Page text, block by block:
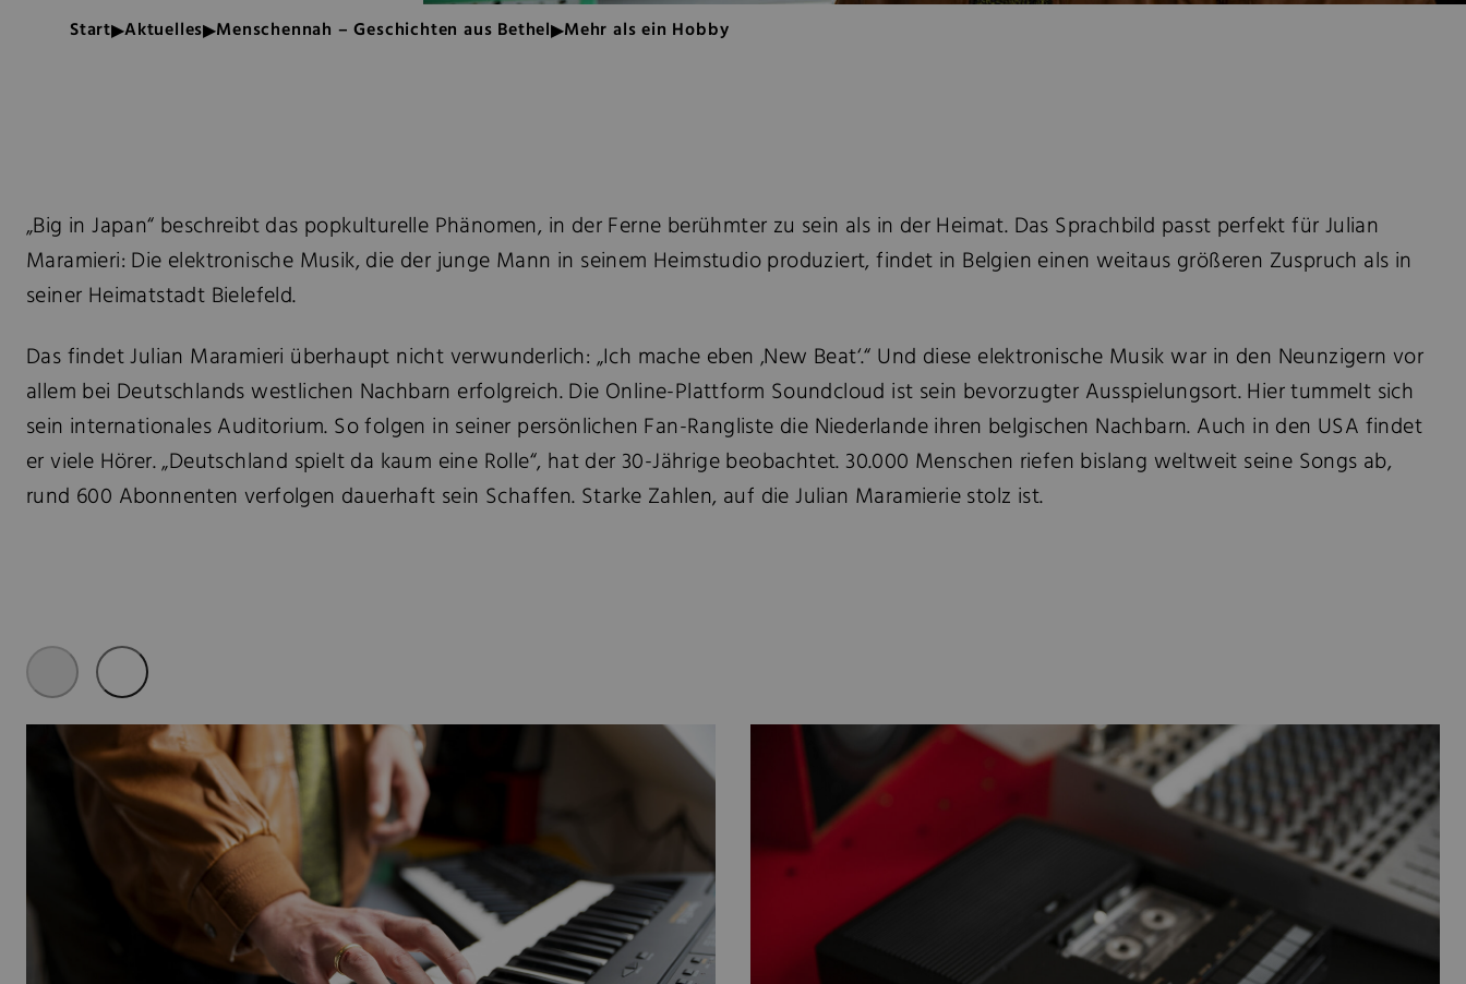
Start Aktuelles Menschennah – Geschichten aus Bethel Mehr als ein Hobby
„Big in Japan“ beschreibt das popkulturelle Phänomen, in der Ferne berühmter zu sein als in der Heimat. Das Sprachbild passt perfekt für Julian
Maramieri: Die elektronische Musik, die der junge Mann in seinem Heimstudio produziert, findet in Belgien einen weitaus größeren Zuspruch als in
seiner Heimatstadt Bielefeld.
Das findet Julian Maramieri überhaupt nicht verwunderlich: „Ich mache eben ‚New Beat‘.“ Und diese elektronische Musik war in den Neunzigern vor
allem bei Deutschlands westlichen Nachbarn erfolgreich. Die Online-Plattform Soundcloud ist sein bevorzugter Ausspielungsort. Hier tummelt sich
sein internationales Auditorium. So folgen in seiner persönlichen Fan-Rangliste die Niederlande ihren belgischen Nachbarn. Auch in den USA findet
er viele Hörer. „Deutschland spielt da kaum eine Rolle“, hat der 30-Jährige beobachtet. 30.000 Menschen riefen bislang weltweit seine Songs ab,
rund 600 Abonnenten verfolgen dauerhaft sein Schaffen. Starke Zahlen, auf die Julian Maramierie stolz ist.